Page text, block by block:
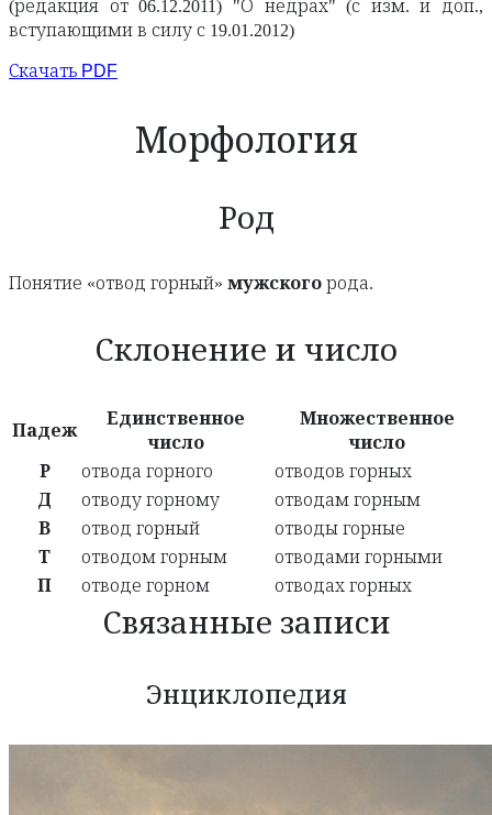
(редакция от 06.12.2011) "О недрах" (с изм. и доп.,
вступающими в силу с 19.01.2012)
Скачать PDF
Морфология
Род
Понятие «отвод горный» мужского рода.
Склонение и число
Падеж
Единственное
число
Множественное
число
Р
отвода горного
отводов горных
Д
отводу горному
отводам горным
В
отвод горный
отводы горные
Т
отводом горным
отводами горными
П
отводе горном отводах горных
Связанные записи
Энциклопедия